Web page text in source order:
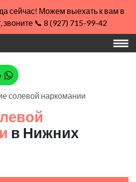
сейчас! Можем выехать к вам в
звоните 📞 8 (927) 715-99-42
солевой наркомании
в Нижних